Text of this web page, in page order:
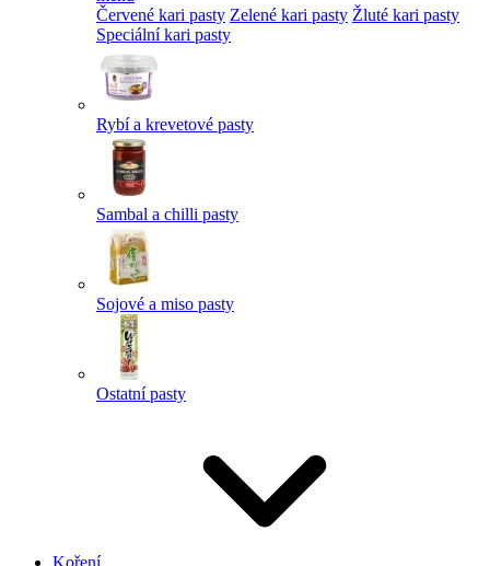
Červené kari pasty Zelené kari pasty Žluté kari pasty
Speciální kari pasty
Rybí a krevetové pasty
Sambal a chilli pasty
Sojové a miso pasty
Ostatní pasty
Koření